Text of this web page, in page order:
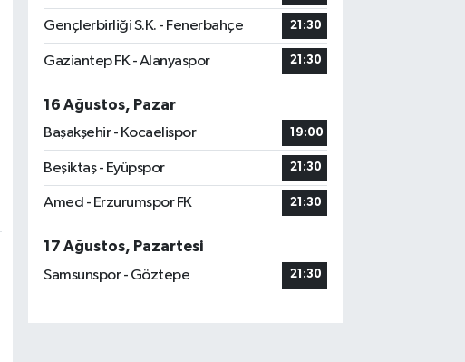
Gençlerbirliği S.K. - Fenerbahçe 21:30
Gaziantep FK - Alanyaspor 21:30
16 Ağustos, Pazar
Başakşehir - Kocaelispor
19:00
Beşiktaş - Eyüpspor 21:30
Amed - Erzurumspor FK 21:30
17 Ağustos, Pazartesi
Samsunspor - Göztepe
21:30